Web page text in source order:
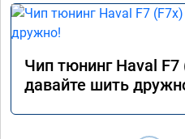
Чип тюнинг Haval F7
давайте шить